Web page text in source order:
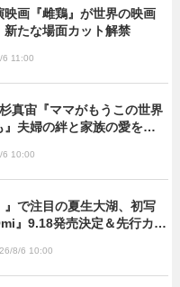
映画『雌鶏』が世界の映画
たな場面カット解禁
6 11:00
真宙『ママがもうこの世界
』夫婦の絆と家族の愛を映
6 10:00
』で注目の夏生大湖、初写
』9.18発売決定＆先行カッ
8/6 10:00